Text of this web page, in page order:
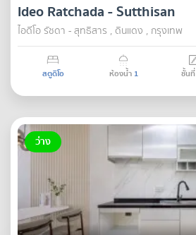
Ideo Ratchada - Sutthisan
ไอดีโอ รัชดา - สุทธิสาร , ดินแดง , กรุงเทพ
สตูดิโอ ห้องน้ำ 1 ชั้นที่
ว่าง